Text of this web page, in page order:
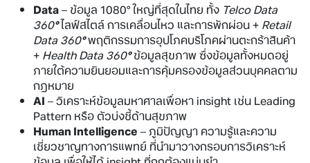
Data– ข้อมูล 1080° ใหญ่ที่สุดในไทย ทั้ง Telco Data
360°ไลฟ์สไตล์ การเคลื่อนไหว และการพักผ่อน +Retail
Data 360°พฤติกรรมการอุปโภคบริโภคผ่านตะกร้าสินค้า
+Health Data 360°ข้อมูลสุขภาพ ซึ่งข้อมูลทั้งหมดอยู่
ภายใต้ความยินยอมและการคุ้มครองข้อมูลส่วนบุคคลตาม
กฎหมาย
AI– วิเคราะห์ข้อมูลมหาศาลเพื่อหา insight เช่น Leading
Pattern หรือ ตัวบ่งชี้ด้านสุขภาพ
Human Intelligence– ภูมิปัญญา ความรู้และความ
เชี่ยวชาญทางการแพทย์ ที่นำมาวางกรอบการวิเคราะห์